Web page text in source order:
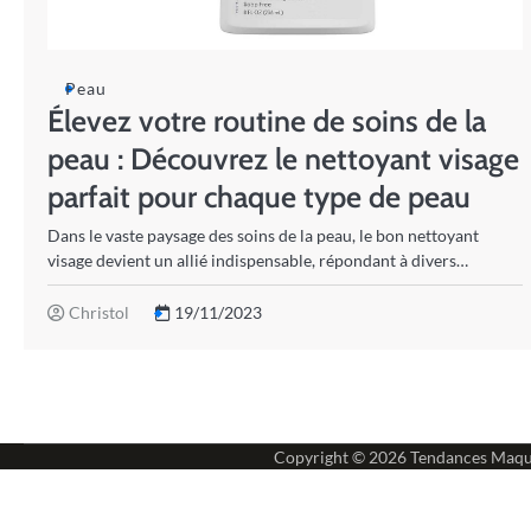
Peau
Élevez votre routine de soins de la
peau : Découvrez le nettoyant visage
parfait pour chaque type de peau
Dans le vaste paysage des soins de la peau, le bon nettoyant
visage devient un allié indispensable, répondant à divers…
Christol 19/11/2023
Copyright © 2026Tendances